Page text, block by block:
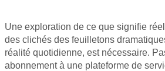
Une exploration de ce que signifie
des clichés des feuilletons
réalité quotidienne, est nécessaire.
abonnement à une plateforme de